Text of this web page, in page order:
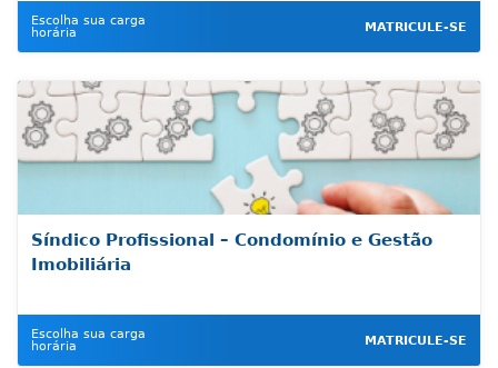
Escolha sua carga
horária
MATRICULE-SE
Síndico Profissional – Condomínio e Gestão
Imobiliária
Escolha sua carga
horária
MATRICULE-SE